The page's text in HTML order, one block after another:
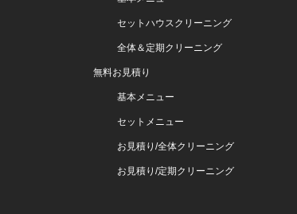
セットハウスクリーニング
全体＆定期クリーニング
無料お見積り
基本メニュー
セットメニュー
お見積り/全体クリーニング
お見積り/定期クリーニング